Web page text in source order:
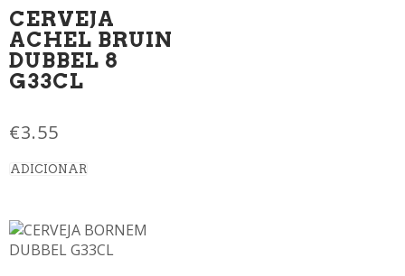
CERVEJA
ACHEL BRUIN
DUBBEL 8
G33CL
€3.55
ADICIONAR